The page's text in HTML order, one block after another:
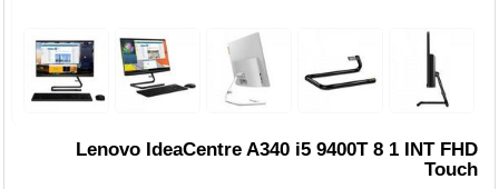
Lenovo IdeaCentre A340 i5 9400T 8 1 INT FHD
Touch